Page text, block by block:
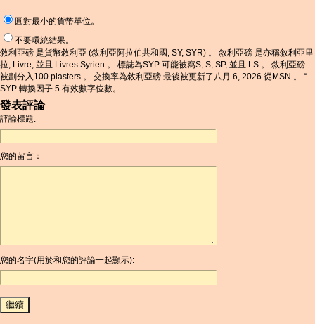
圓對最小的貨幣單位。
不要環繞結果。
敘利亞磅 是貨幣敘利亞 (敘利亞阿拉伯共和國, SY, SYR) 。 敘利亞磅 是亦稱敘利亞里
拉, Livre, 並且 Livres Syrien 。 標誌為SYP 可能被寫S, S, SP, 並且 LS 。 敘利亞磅
被劃分入100 piasters 。 交換率為敘利亞磅 最後被更新了八月 6, 2026 從MSN 。 “
SYP 轉換因子 5 有效數字位數。
發表評論
評論標題:
您的留言：
您的名字(用於和您的評論一起顯示):